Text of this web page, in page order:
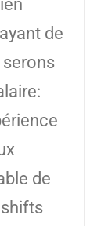
de
serons
de